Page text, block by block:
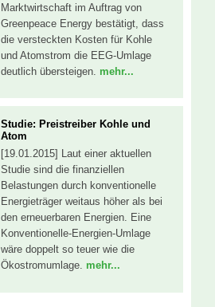
Marktwirtschaft im Auftrag von
Greenpeace Energy bestätigt, dass
die versteckten Kosten für Kohle
und Atomstrom die EEG-Umlage
deutlich übersteigen. mehr...
Studie: Preistreiber Kohle und
Atom
[19.01.2015] Laut einer aktuellen
Studie sind die finanziellen
Belastungen durch konventionelle
Energieträger weitaus höher als bei
den erneuerbaren Energien. Eine
Konventionelle-Energien-Umlage
wäre doppelt so teuer wie die
Ökostromumlage. mehr...